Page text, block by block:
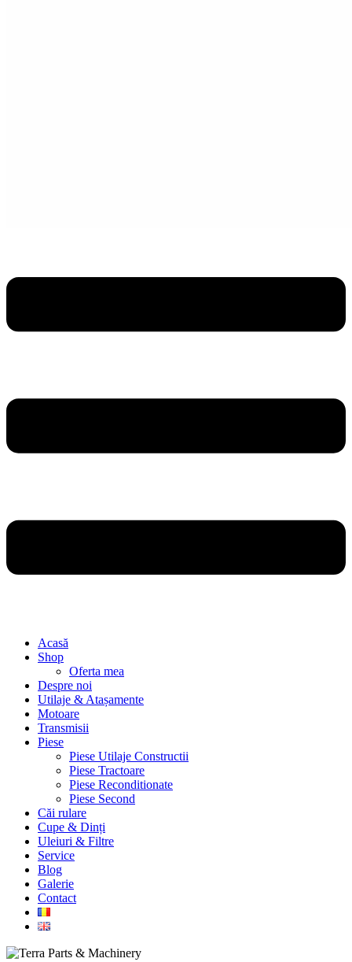
Acasă
Shop
Oferta mea
Despre noi
Utilaje & Atașamente
Motoare
Transmisii
Piese
Piese Utilaje Constructii
Piese Tractoare
Piese Reconditionate
Piese Second
Căi rulare
Cupe & Dinți
Uleiuri & Filtre
Service
Blog
Galerie
Contact